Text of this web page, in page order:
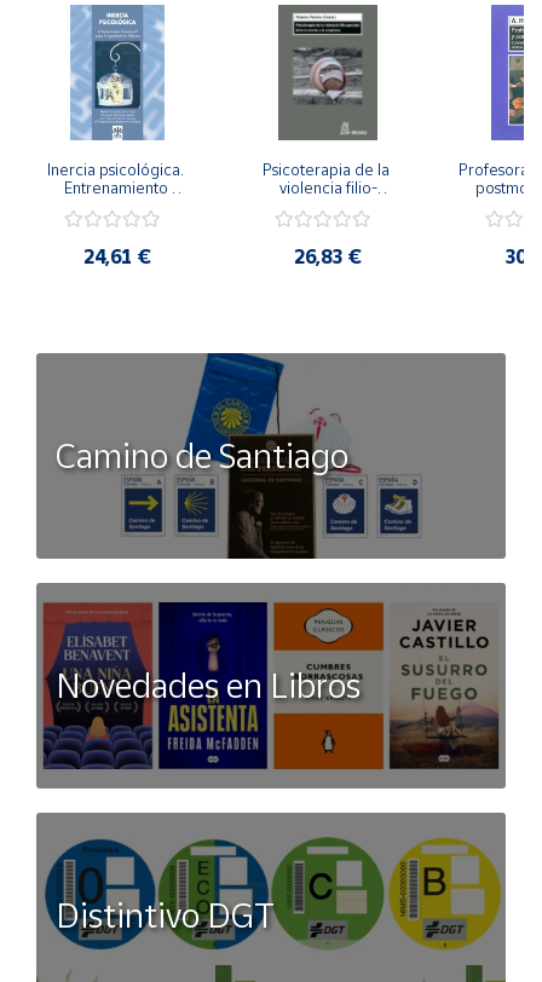
Inercia psicológica.
Entrenamiento
Igualdad de Género.
24,61 €
Psicoterapia de la
violencia filio-
secreto y la
26,83 €
Camino de Santiago
Novedades en Libros
Distintivo DGT